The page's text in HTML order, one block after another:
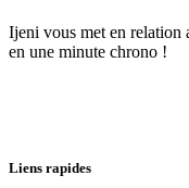
Ijeni vous met en relation
en une minute chrono !
Liens rapides